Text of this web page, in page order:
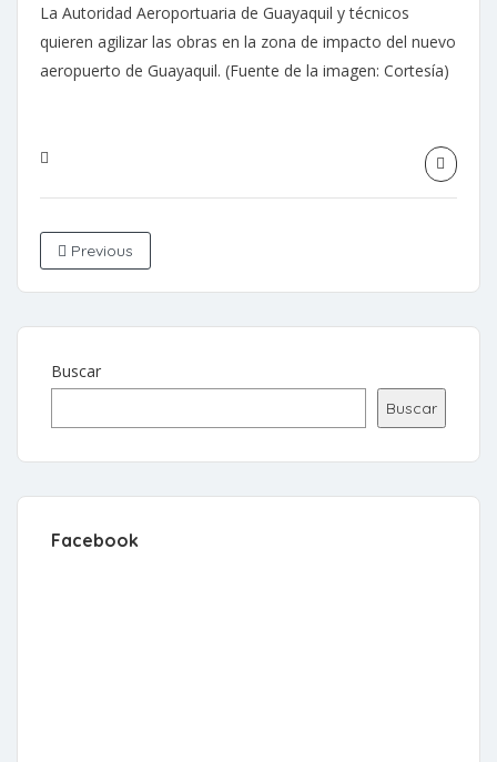
La Autoridad Aeroportuaria de Guayaquil y técnicos
quieren agilizar las obras en la zona de impacto del nuevo
aeropuerto de Guayaquil. (Fuente de la imagen: Cortesía)
Previous
Buscar
Buscar
Facebook